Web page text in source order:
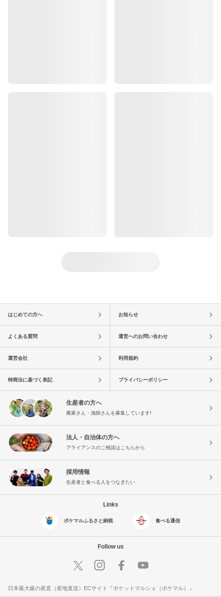
はじめての方へ お知らせ
よくある質問 運営へのお問い合わせ
運営会社 利用規約
特商法に基づく表記 プライバシーポリシー
生産者の方へ
農家さん・漁師さんを募集しています!
法人・自治体の方へ
アライアンスのご相談はこちらから
採用情報
生産者と食べる人をつなぎたい
Links
ポケマルふるさと納税 食べる通信
Follow us
日本最大級の産直（産地直送）ECサイト『ポケットマルシェ（ポケマル）』